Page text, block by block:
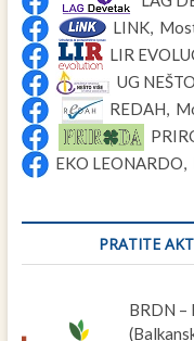
LINK,
LIR
UG
REDAH,
EKO LEONARDO,
PRATITE
BRDN